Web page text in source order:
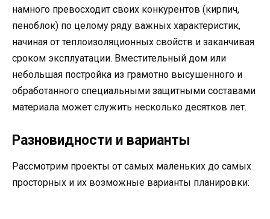
намного превосходит своих конкурентов (кирпич,
пеноблок) по целому ряду важных характеристик,
начиная от теплоизоляционных свойств и заканчивая
сроком эксплуатации. Вместительный дом или
небольшая постройка из грамотно высушенного и
обработанного специальными защитными составами
материала может служить несколько десятков лет.
Разновидности и варианты
Рассмотрим проекты от самых маленьких до самых
просторных и их возможные варианты планировки: